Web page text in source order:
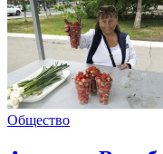
Общество